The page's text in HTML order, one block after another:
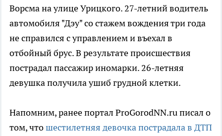
Ворсма на улице Урицкого. 27-летний водитель
автомобиля "Дэу" со стажем вождения три года
не справился с управлением и въехал в
отбойный брус. В результате происшествия
пострадал пассажир иномарки. 26-летняя
девушка получила ушиб грудной клетки.
Напомним, ранее портал ProGorodNN.ru писал о
том, чтошестилетняя девочка пострадала в ДТП